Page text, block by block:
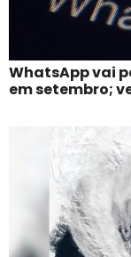
WhatsApp vai
em setembro;